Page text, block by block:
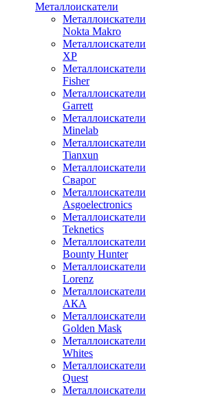
Металлоискатели
Металлоискатели
Nokta Makro
Металлоискатели
XP
Металлоискатели
Fisher
Металлоискатели
Garrett
Металлоискатели
Minelab
Металлоискатели
Tianxun
Металлоискатели
Сварог
Металлоискатели
Asgoelectronics
Металлоискатели
Teknetics
Металлоискатели
Bounty Hunter
Металлоискатели
Lorenz
Металлоискатели
АКА
Металлоискатели
Golden Mask
Металлоискатели
Whites
Металлоискатели
Quest
Металлоискатели